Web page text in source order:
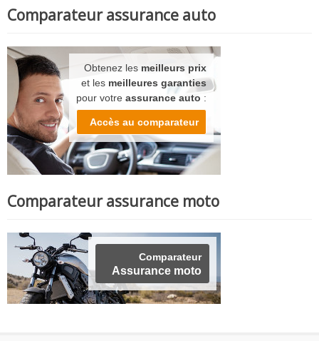
Comparateur assurance auto
Obtenez les meilleurs prix
et les meilleures garanties
pour votre assurance auto :
Accès au comparateur
Comparateur assurance moto
Comparateur
Assurance moto